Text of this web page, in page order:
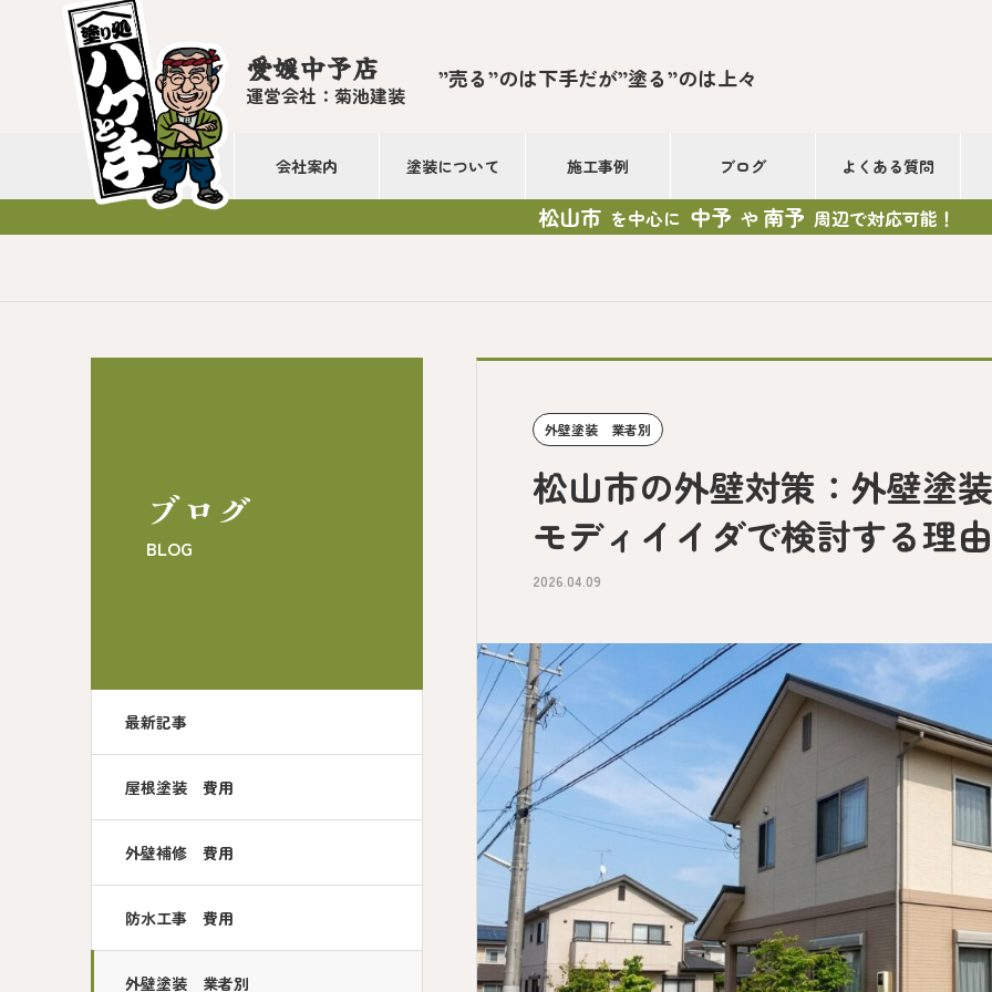
愛媛中予店
運営会社：菊池建装
”売る”のは下手だが”塗る”のは上々
会社案内 塗装について 施工事例 ブログ よくある質問
松山市 を中心に 中予 や 南予 周辺で対応可能！
ブログ
BLOG
最新記事
屋根塗装 費用
外壁補修 費用
防水工事 費用
外壁塗装 業者別
外壁塗装 業者別
松山市の外壁対策：外壁塗
モディイイダで検討する理由
2026.04.09